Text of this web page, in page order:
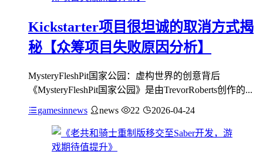
Kickstarter项目很坦诚的取消方式揭
秘【众筹项目失败原因分析】
MysteryFleshPit国家公园：虚构世界的创意背后
《MysteryFleshPit国家公园》是由TrevorRoberts创作的...
gamesinnews news 22 2026-04-24